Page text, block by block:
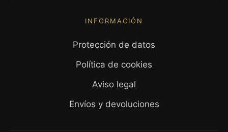
INFORMACIÓN
Protección de datos
Política de cookies
Aviso legal
Envíos y devoluciones